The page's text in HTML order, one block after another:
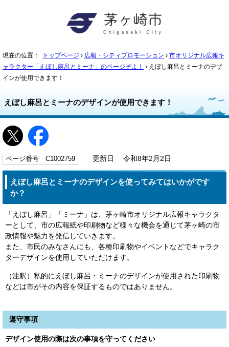
現在の位置： トップページ › 広報・シティプロモーション › 市オリジナル広報キ
ャラクター「えぼし麻呂とミーナ」のページぞよ！ › えぼし麻呂とミーナのデザ
インが使用できます！
えぼし麻呂とミーナのデザインが使用できます！
ページ番号 C1002759 更新日 令和8年2月2日
えぼし麻呂とミーナのデザインを使ってみてはいかがです
か？
「えぼし麻呂」「ミーナ」は、茅ヶ崎市オリジナル広報キャラクタ
ーとして、市の広報紙や印刷物など様々な機会を通じて茅ヶ崎の市
政情報や魅力を発信していきます。
また、市民のみなさんにも、各種印刷物やイベントなどでキャラク
ターデザインを使用していただけます。
（注釈）私的にえぼし麻呂・ミーナのデザインが使用された印刷物
などは市がその内容を保証するものではありません。
遵守事項
デザイン使用の際は次の事項を守ってください